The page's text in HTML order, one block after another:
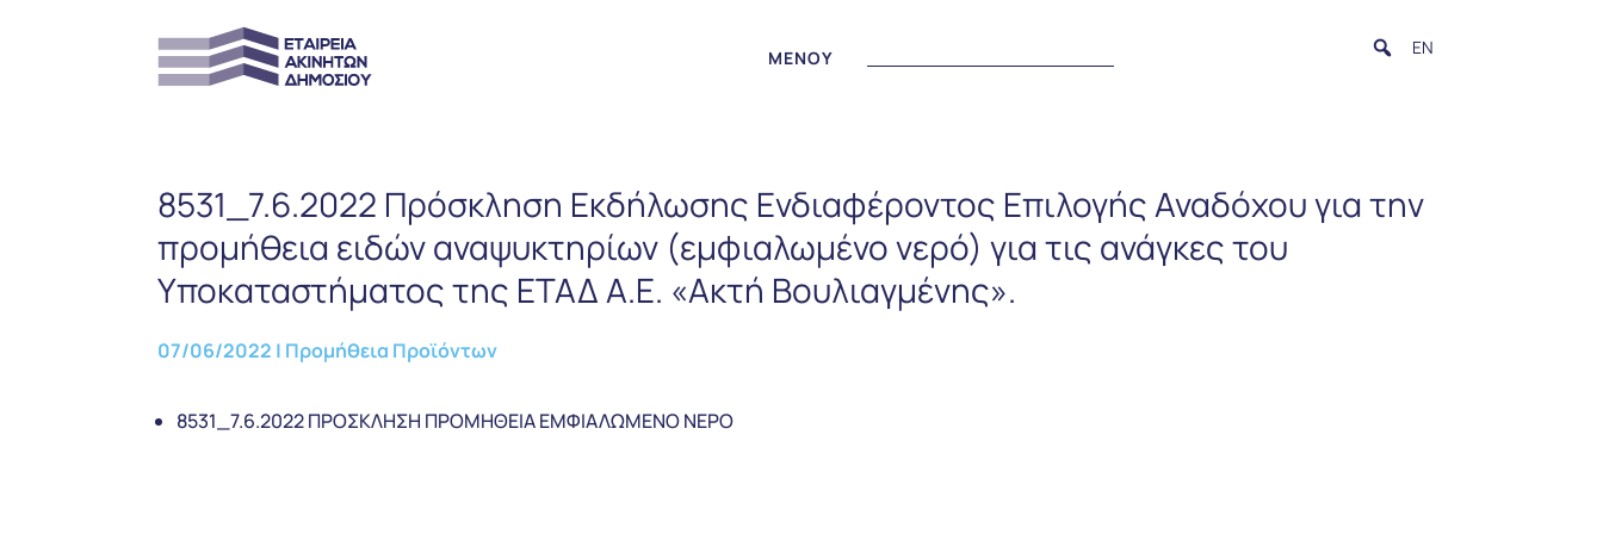
MENOY EN
8531_7.6.2022 Πρόσκληση Εκδήλωσης Ενδιαφέροντος Επιλογής Αναδόχου για την
προμήθεια ειδών αναψυκτηρίων (εμφιαλωμένο νερό) για τις ανάγκες του
Υποκαταστήματος της ΕΤΑΔ Α.Ε. «Ακτή Βουλιαγμένης».
07/06/2022 | Προμήθεια Προϊόντων
8531_7.6.2022 ΠΡΟΣΚΛΗΣΗ ΠΡΟΜΗΘΕΙΑ ΕΜΦΙΑΛΩΜΕΝΟ ΝΕΡΟ